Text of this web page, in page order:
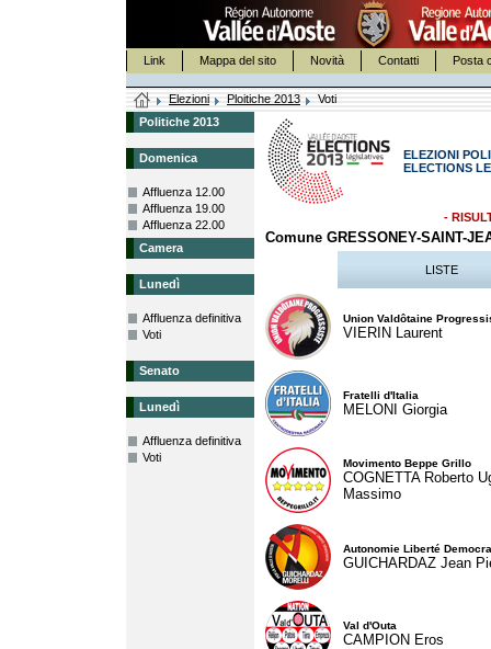
Link Mappa del sito Novità Contatti Posta
Elezioni Ploitiche 2013
Voti
Politiche 2013
Domenica
Affluenza 12.00
Affluenza 19.00
Affluenza 22.00
Camera
Lunedì
Affluenza definitiva
Voti
Senato
Lunedì
Affluenza definitiva
Voti
ELEZIONI
ELECTIONS
-
Comune GRESSONEY-SAINT-
LISTE
Union Valdôtaine
VIERIN Laurent
Fratelli d'Italia
MELONI Giorgia
Movimento Beppe Grillo
COGNETTA Roberto
Massimo
Autonomie Liberté
GUICHARDAZ Jean
Val d'Outa
CAMPION Eros